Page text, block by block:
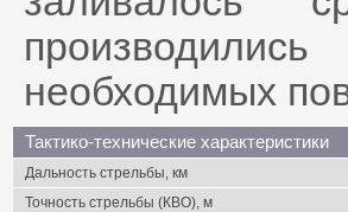
необходимых
Тактико-технические характеристики
Дальность стрельбы, км
Точность стрельбы (КВО), м